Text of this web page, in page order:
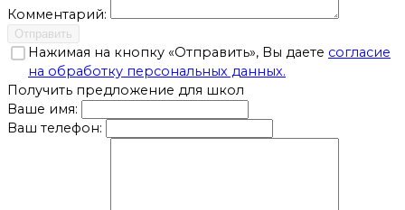
Комментарий:
Отправить
Нажимая на кнопку «Отправить», Вы даете согласие
на обработку персональных данных.
Получить предложение для школ
Ваше имя:
Ваш телефон: